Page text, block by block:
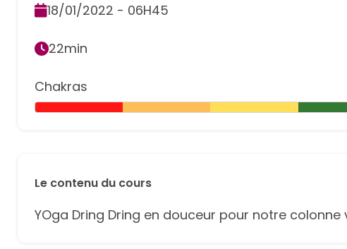
Chakras
18/01/2022 - 06H45
22min
Le contenu du cours
YOga Dring Dring en douceur pour notre